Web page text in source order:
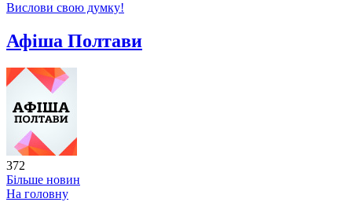
Вислови свою думку!
Афіша Полтави
372
Більше новин
На головну